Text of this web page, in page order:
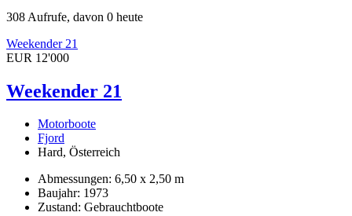
308 Aufrufe, davon 0 heute
Weekender 21
EUR 12'000
Weekender 21
Motorboote
Fjord
Hard, Österreich
Abmessungen: 6,50 x 2,50 m
Baujahr: 1973
Zustand: Gebrauchtboote